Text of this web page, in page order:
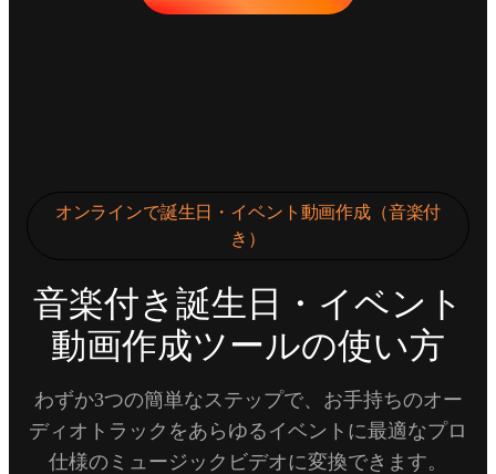
オンラインで誕生日・イベント動画作成（音楽付
き）
音楽付き誕生日・イベント
動画作成ツールの使い方
わずか3つの簡単なステップで、お手持ちのオー
ディオトラックをあらゆるイベントに最適なプロ
仕様のミュージックビデオに変換できます。